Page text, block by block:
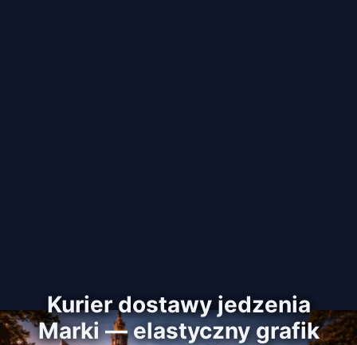
Kurier dostawy jedzenia
Marki — elastyczny grafik